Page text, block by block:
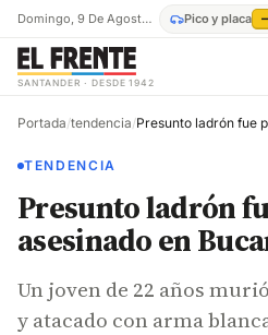
Domingo, 9 De Agosto De 2026 Pico y placa
SANTANDER · DESDE 1942
Portada/tendencia/
TENDENCIA
Presunto ladrón
asesinado en
Un joven de 22 años
y atacado con arma